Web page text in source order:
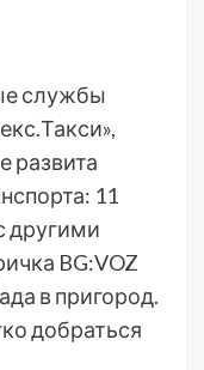
службы
развита
11
другими
BG:VOZ
в пригород.
добраться